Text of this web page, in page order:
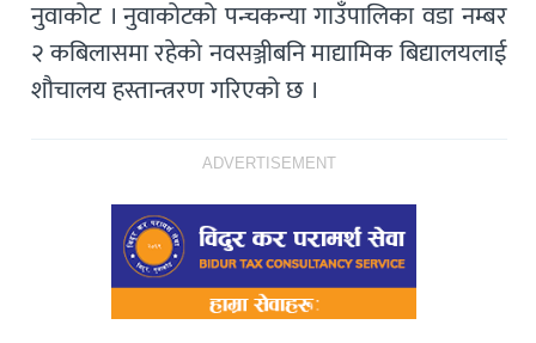
नुवाकोट । नुवाकोटको पन्चकन्या गाउँपालिका वडा नम्बर
२ कबिलासमा रहेको नवसञ्जीबनि माद्यामिक बिद्यालयलाई
शौचालय हस्तान्त्ररण गरिएको छ ।
ADVERTISEMENT